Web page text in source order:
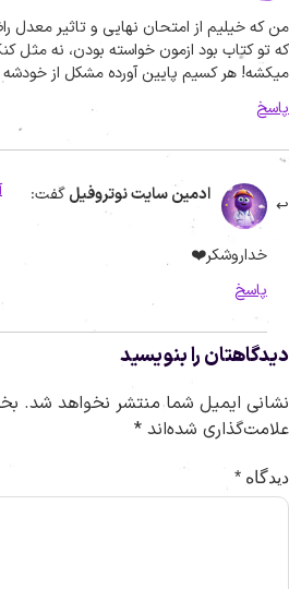
که خیلیم از امتحان نهایی و تاثیر معدل
تو کتاب بود ازمون خواسته بودن، نه مثل
هر کسیم پایین آورده مشکل از خودشه
ادمین سایت نوتروفیل گفت:
خداروشکر❤️
پاسخ
را بنویسید
ایمیل شما منتشر نخواهد شد.
شده‌اند *
*